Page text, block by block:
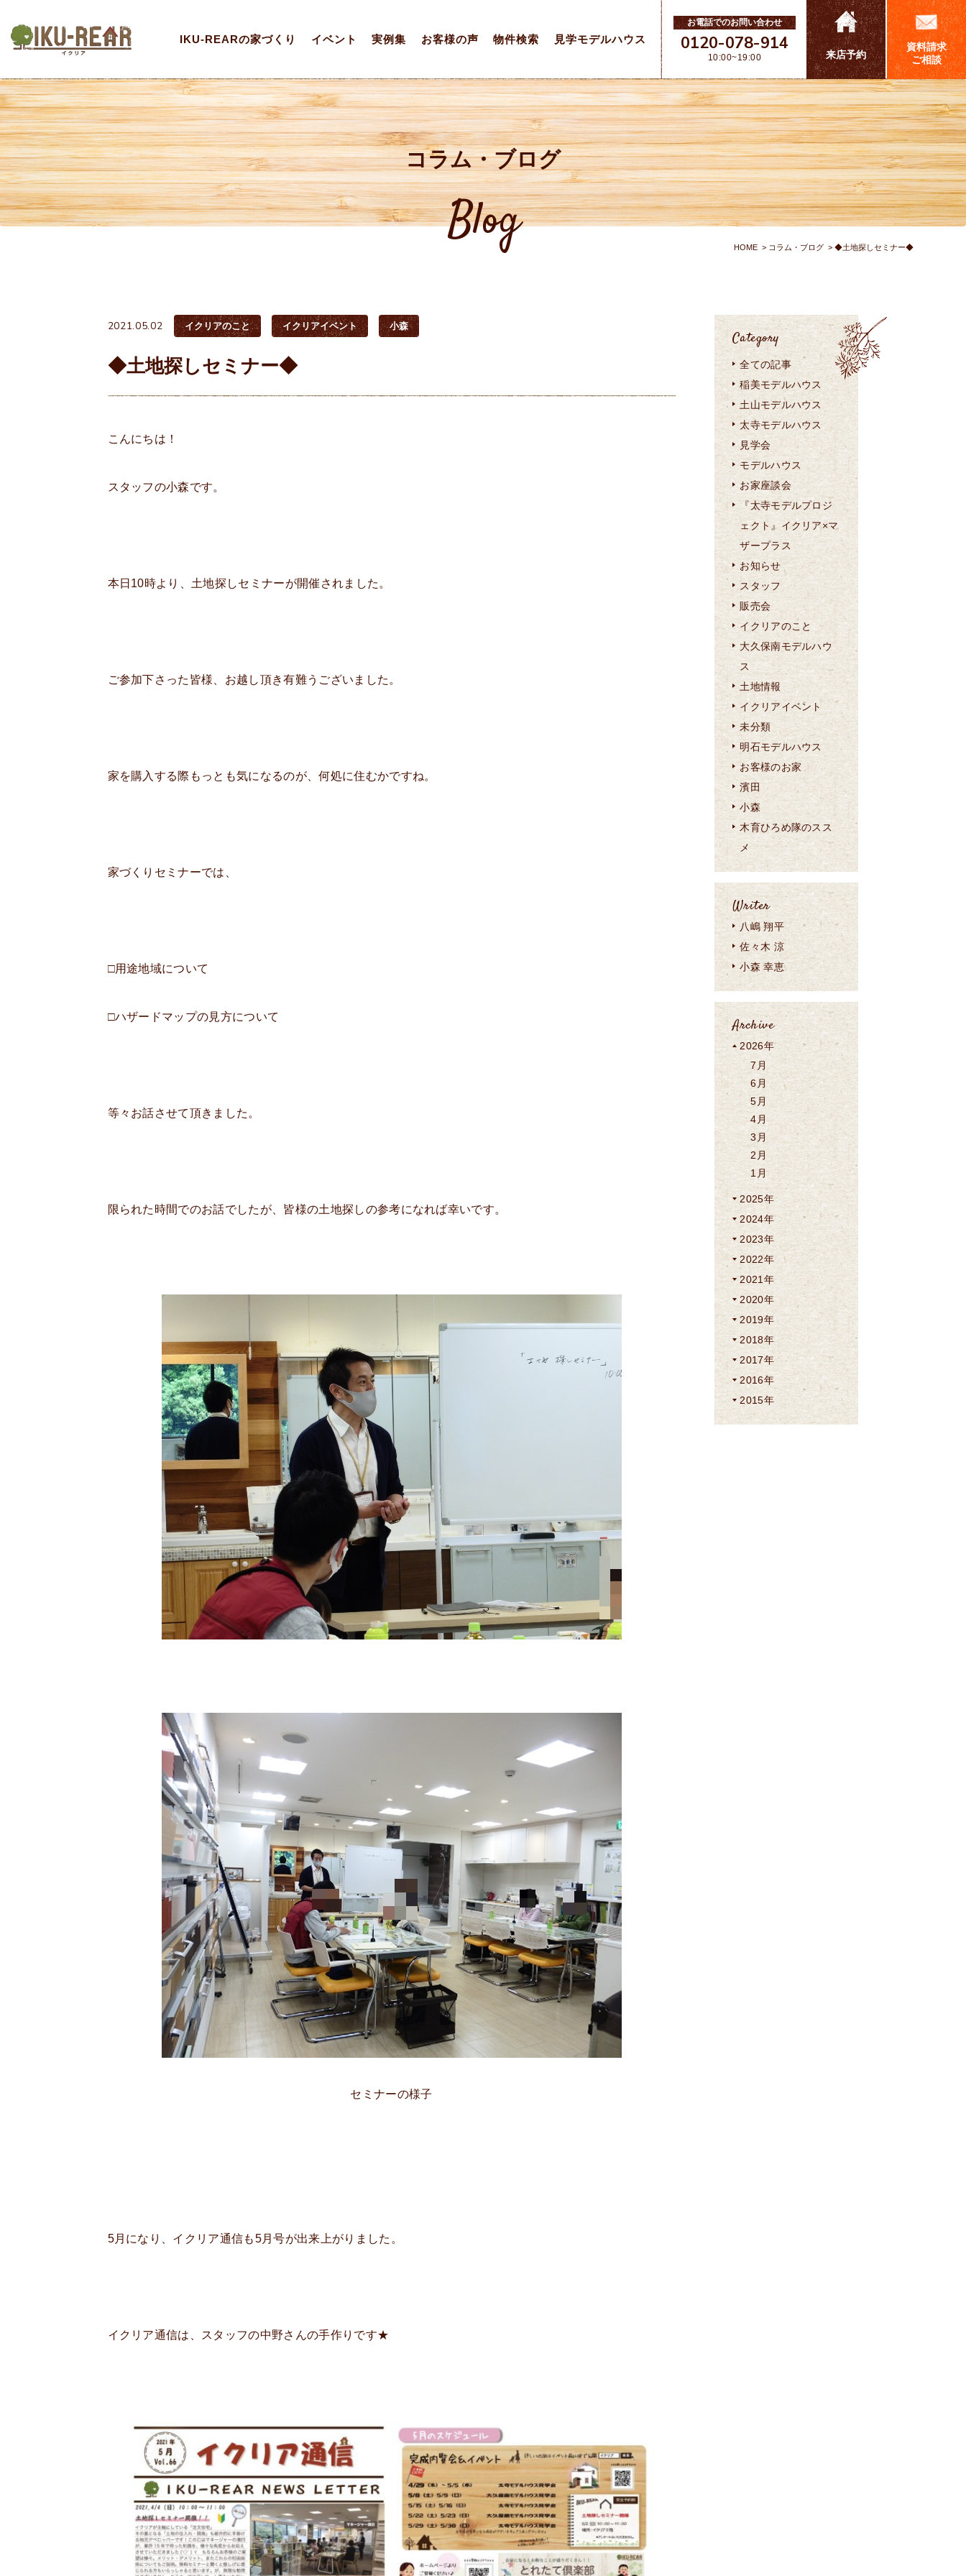
IKU-REARの家づくり イベント 実例集 お客様の声 物件検索 見学モデルハウス
お電話でのお問い合わせ
0120-078-914
10:00~19:00 来店予約
資料請求
ご相談
コラム・ブログ
Blog HOME コラム・ブログ ◆土地探しセミナー◆
2021.05.02 イクリアのこと イクリアイベント 小森
◆土地探しセミナー◆
こんにちは！
スタッフの小森です。
本日10時より、土地探しセミナーが開催されました。
ご参加下さった皆様、お越し頂き有難うございました。
家を購入する際もっとも気になるのが、何処に住むかですね。
家づくりセミナーでは、
□用途地域について
□ハザードマップの見方について
等々お話させて頂きました。
限られた時間でのお話でしたが、皆様の土地探しの参考になれば幸いです。
セミナーの様子
5月になり、イクリア通信も5月号が出来上がりました。
イクリア通信は、スタッフの中野さんの手作りです★
Category
全ての記事
稲美モデルハウス
土山モデルハウス
太寺モデルハウス
見学会
モデルハウス
お家座談会
『太寺モデルプロジ
ェクト』イクリア×マ
ザープラス
お知らせ
スタッフ
販売会
イクリアのこと
大久保南モデルハウ
ス
土地情報
イクリアイベント
未分類
明石モデルハウス
お客様のお家
濱田
小森
木育ひろめ隊のスス
メ
Writer
八嶋 翔平
佐々木 涼
小森 幸恵
Archive
2026年
7月
6月
5月
4月
3月
2月
1月
2025年
2024年
2023年
2022年
2021年
2020年
2019年
2018年
2017年
2016年
2015年